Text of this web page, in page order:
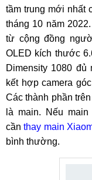
tầm trung mới nhất
tháng 10 năm
từ cộng đồng
OLED kích thước
Dimensity 1080 đủ
kết hợp camera
Các thành phần
là main. Nếu
cầnthay main
bình thường.